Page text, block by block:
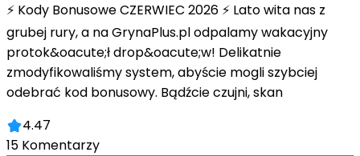
⚡ Kody Bonusowe CZERWIEC 2026 ⚡ Lato wita nas z
grubej rury, a na GrynaPlus.pl odpalamy wakacyjny
protok&oacute;ł drop&oacute;w! Delikatnie
zmodyfikowaliśmy system, abyście mogli szybciej
odebrać kod bonusowy. Bądźcie czujni, skan
4.47
15 Komentarzy